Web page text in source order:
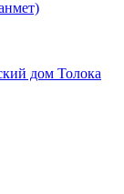
дом Толока